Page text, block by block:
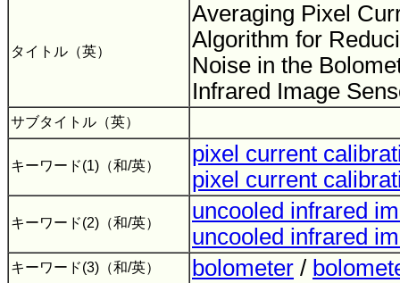
タイトル（英）
Averaging Pixel
Algorithm for
Noise in the
Infrared Image
サブタイトル（英）
キーワード(1)（和/英）
pixel current
pixel current
キーワード(2)（和/英）
uncooled infrared
uncooled infrared
キーワード(3)（和/英） bolometer /